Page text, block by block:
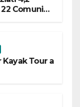
Comuni
Kayak Tour a